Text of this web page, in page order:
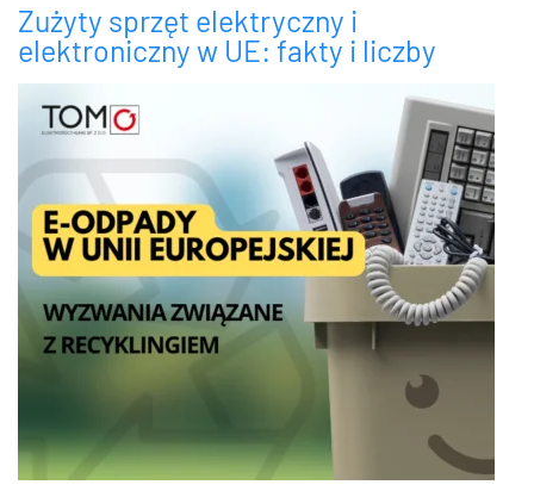
Zużyty sprzęt elektryczny i
elektroniczny w UE: fakty i liczby